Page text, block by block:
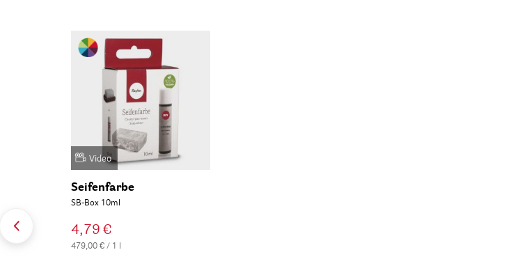
Video
Seifenfarbe
SB-Box 10ml
4,79 €
479,00 € / 1 l